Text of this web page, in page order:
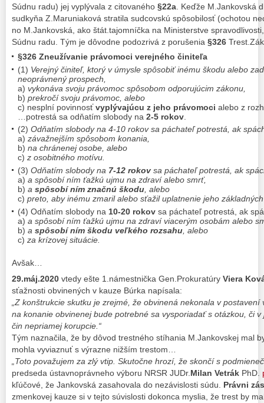
Súdnu radu) jej vyplývala z citovaného §22a . Keďže M.Jankovská
sudkyňa Z.Maruniaková stratila sudcovskú spôsobilosť (ochotou
no M.Jankovská, ako štát.tajomníčka na Ministerstve
Súdnu radu. Tým je dôvodne podozrivá z porušenia §326
§326 Zneužívanie právomoci verejného činiteľa
(1) Verejný činiteľ, ktorý v úmysle spôsobiť inému škodu alebo
neoprávnený prospech,
a) vykonáva svoju právomoc spôsobom odporujúcim zákonu,
b) prekročí svoju právomoc, alebo
c) nesplní povinnosťvyplývajúcu z jeho právomoci alebo z
…potrestá sa odňatím slobody na 2-5 rokov
(2) Odňatím slobody na 4-10 rokov sa páchateľ potrestá, ak
a) závažnejším spôsobom konania,
b) na chránenej osobe, alebo
c) z osobitného motívu.
(3) Odňatím slobody na 7-12 rokovsa páchateľ potrestá, ak
a) a spôsobí ním ťažkú ujmu na zdraví alebo smrť,
b) a spôsobí ním značnú škodu , alebo
c) preto, aby inému zmaril alebo sťažil uplatnenie jeho
(4) Odňatím slobody na 10-20 rokov sa páchateľ potrestá, ak
a) a spôsobí ním ťažkú ujmu na zdraví viacerým osobám alebo
b) a spôsobí ním škodu veľkého rozsahu , alebo
c) za krízovej situácie.
Avšak…
29.máj.2020 vtedy ešte 1.námestnička Gen.Prokuratúry Viera
sťažnosti obvinených v kauze Búrka napísala:
„Z konštrukcie skutku je zrejmé, že obvinená nekonala v
na konanie obvinenej bude potrebné sa vysporiadať s otázkou, či
čin nepriamej korupcie.“
Tým naznačila, že by dôvod trestného stíhania M.Jankovskej mal
mohla vyviaznuť s výrazne nižším trestom…
„Toto považujem za zlý vtip. Skutočne hrozí, že skončí s
predseda ústavnoprávneho výboru NRSR JUDr.Milan Vetrák PhD.
kľúčové, že Jankovská zasahovala do nezávislosti súdu. Právni
zmenkovej kauze si v tejto súvislosti dokonca myslia, že trest by